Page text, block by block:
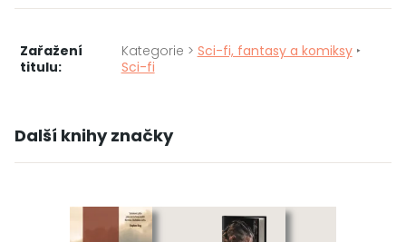
Zařažení
titulu:
Kategorie > Sci-fi, fantasy a komiksy‣
Sci-fi
Další knihy značky